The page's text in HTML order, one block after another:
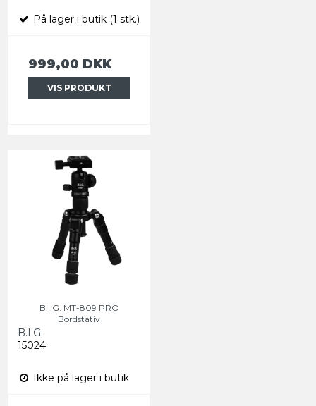
På lager i butik (1 stk.)
999,00 DKK
VIS PRODUKT
B.I.G. MT-809 PRO
Bordstativ
B.I.G.
15024
Ikke på lager i butik